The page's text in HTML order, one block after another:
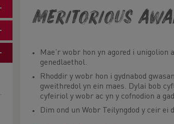
Meritorious
Mae’r wobr hon yn agored i
genedlaethol.
Rhoddir y wobr hon i gydnabod
gweithredol yn ein maes. Dylai bob
cyfeiriol y wobr ac yn y cofnodion a
Dim ond un Wobr Teilyngdod y ceir